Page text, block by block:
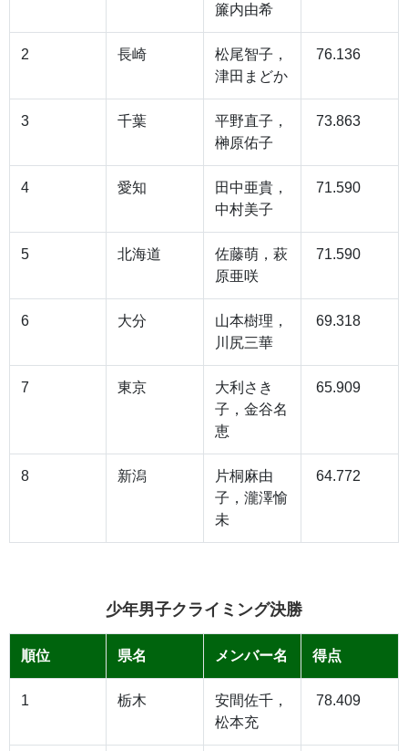
簾内由希
2 長崎
松尾智子，
津田まどか
76.136
3 千葉
平野直子，
榊原佑子
73.863
4 愛知
田中亜貴，
中村美子
71.590
5 北海道
佐藤萌，萩
原亜咲
71.590
6 大分
山本樹理，
川尻三華
69.318
7 東京
大利さき
子，金谷名
恵
65.909
8 新潟
片桐麻由
子，瀧澤愉
未
64.772
少年男子クライミング決勝
順位 県名 メンバー名 得点
1 栃木
安間佐千，
松本充
78.409